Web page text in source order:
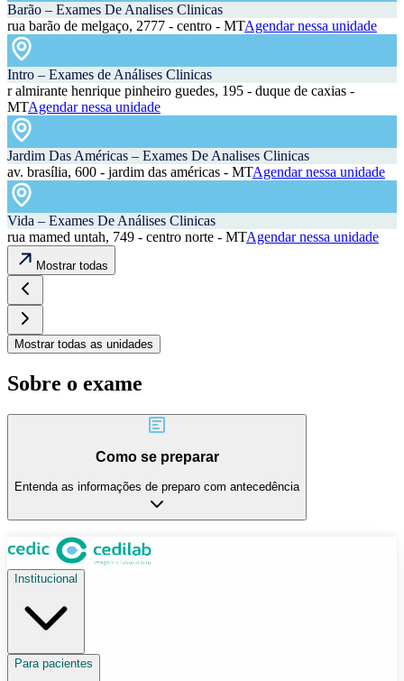
Barão – Exames De Analises Clinicas
rua barão de melgaço, 2777 - centro - MTAgendar nessa unidade
Intro – Exames de Análises Clinicas
r almirante henrique pinheiro guedes, 195 - duque de caxias -
MTAgendar nessa unidade
Jardim Das Américas – Exames De Analises Clinicas
av. brasília, 600 - jardim das américas - MTAgendar nessa unidade
Vida – Exames De Análises Clinicas
rua mamed untah, 749 - centro norte - MTAgendar nessa unidade
Mostrar todas
Mostrar todas as unidades
Sobre o exame
Como se preparar
Entenda as informações de preparo com antecedência
Institucional
Para pacientes